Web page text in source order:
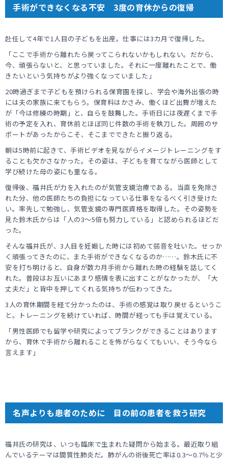
手術ができなくなる不安 3度の育休からの復帰
赴任して4年で1人目の子どもを出産。仕事には3カ月で復帰した。
「ここで手術から離れたら戻ってこられないかもしれない。だから、
今、頑張らないと、と思っていました。それに一度離れたことで、働
きたいという気持ちがより強くなっていました」
20時過ぎまで子どもを預けられる保育園を探し、学会や海外出張の時
には夫の家族に来てもらう。保育料はかさみ、働くほど出費が増えた
が「今は修練の時期」と、自らを鼓舞した。手術日には夜遅くまで手
術の予定を入れ、育休前とほぼ同じ件数の手術を執刀した。周囲のサ
ポートがあったからこそ、そこまでできたと振り返る。
朝は5時前に起きて、手術ビデオを見ながらイメージトレーニングをす
ることも欠かさなかった。その姿は、子どもを育てながら医師として
学び続けた母の姿にも重なる。
復帰後、福井氏が力を入れたのが気管支鏡治療である。当直を免除さ
れた分、他の医師たちの負担になっている仕事をなるべく引き受けた
い。率先して勉強し、気管支鏡の専門医資格を取得した。その姿勢を
見た鈴木氏からは「人の3～5倍も努力している」と認められるほどだ
った。
そんな福井氏が、3人目を妊娠した時には初めて弱音を吐いた。せっか
く頑張ってきたのに、また手術ができなくなるのか……。鈴木氏に不
安を打ち明けると、自身が数カ月手術から離れた時の経験を話してく
れた。普段はお互いにあまり感情を表に出すことがなかったが、「大
丈夫だ」と背中を押してくれる気持ちが伝わってきた。
3人の育休期間を経て分かったのは、手術の感覚は取り戻せるというこ
と。トレーニングを続けていれば、時間が経っても手は覚えている。
「男性医師でも留学や研究によってブランクができることはあります
から、育休で手術から離れることを怖がらなくてもいい、そう今なら
言えます」
名声よりも患者のために 目の前の患者を救う研究
福井氏の研究は、いつも臨床で生まれた疑問から始まる。最近取り組
んでいるテーマは間質性肺炎だ。肺がんの術後死亡率は0.3～0.7％と少